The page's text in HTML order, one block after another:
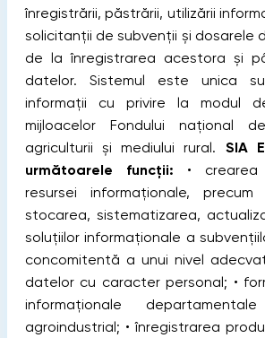
înregistrării, păstrării, utilizării
solicitanţii de subvenţii și dosarele
de la înregistrarea acestora și
datelor. Sistemul este unica
informaţii cu privire la modul
mijloacelor Fondului naţional
agriculturii şi mediului rural. SIA
următoarele funcții: • crearea
resursei informaţionale,
stocarea, sistematizarea,
soluţiilor informaţionale a
concomitentă a unui nivel
datelor cu caracter personal; •
informaţionale
agroindustrial; • înregistrarea